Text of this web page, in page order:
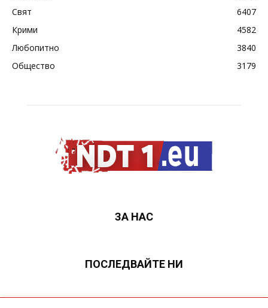
Свят
6407
Крими
4582
Любопитно
3840
Общество
3179
ЗА НАС
ПОСЛЕДВАЙТЕ НИ